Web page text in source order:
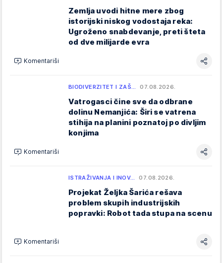
Zemlja uvodi hitne mere zbog
istorijski niskog vodostaja reka:
Ugroženo snabdevanje, preti šteta
od dve milijarde evra
Komentariši
BIODIVERZITET I ZAŠ… 07.08.2026.
Vatrogasci čine sve da odbrane
dolinu Nemanjića: Širi se vatrena
stihija na planini poznatoj po divljim
konjima
Komentariši
ISTRAŽIVANJA I INOV… 07.08.2026.
Projekat Željka Šarića rešava
problem skupih industrijskih
popravki: Robot tada stupa na scenu
Komentariši